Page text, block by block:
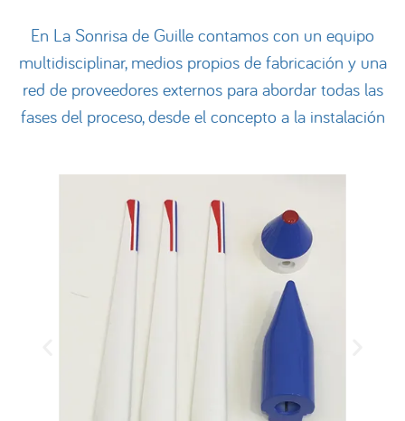
En La Sonrisa de Guille contamos con un equipo
multidisciplinar, medios propios de fabricación y una
red de proveedores externos para abordar todas las
fases del proceso, desde el concepto a la instalación